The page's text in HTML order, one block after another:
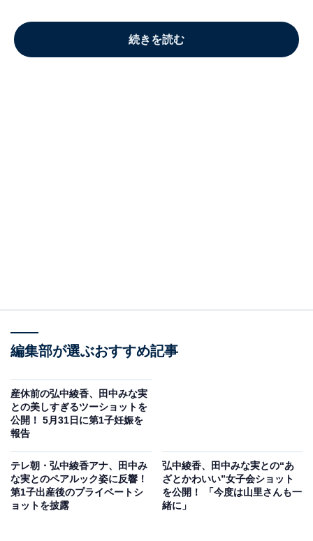
続きを読む
編集部が選ぶおすすめ記事
産休前の弘中綾香、田中みな実
との美しすぎるツーショットを
公開！ 5月31日に第1子妊娠を
報告
テレ朝・弘中綾香アナ、田中み
な実とのペアルック姿に反響！
第1子出産後のプライベートシ
ョットを披露
弘中綾香、田中みな実との“あ
ざとかわいい”女子会ショット
を公開！ 「今度は山里さんも一
緒に」